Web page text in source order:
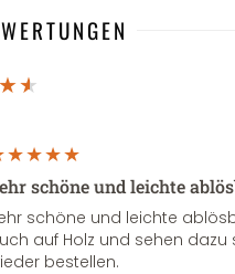
schöne und leichte
schöne und leichte
auf Holz und sehen
bestellen.